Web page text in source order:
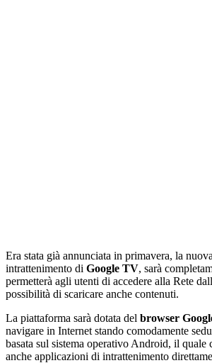
Era stata già annunciata in primavera, la
intrattenimento di Google TV, sarà
permetterà agli utenti di accedere alla Rete
possibilità di scaricare anche contenuti.
La piattaforma sarà dotata del browser
navigare in Internet stando comodamente
basata sul sistema operativo Android, il quale
anche applicazioni di intrattenimento